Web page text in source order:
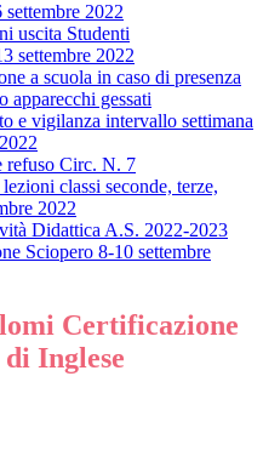
2022
uscita Studenti
settembre 2022
a scuola in caso di presenza
apparecchi gessati
e vigilanza intervallo settimana
refuso Circ. N. 7
classi seconde, terze,
2022
Didattica A.S. 2022-2023
Sciopero 8-10 settembre
Certificazione
Inglese